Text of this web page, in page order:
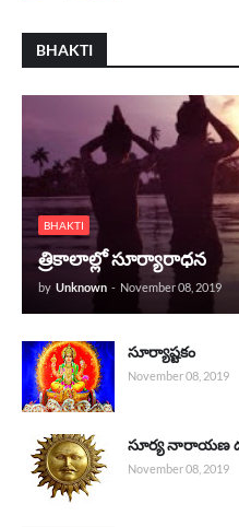
BHAKTI
BHAKTI
త్రికాలాల్లో సూర్యారాధన
by Unknown - November 08, 2019
సూర్యాష్టకం
November 08, 2019
సూర్య నారాయణ
November 08, 2019